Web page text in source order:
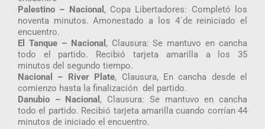
Palestino – Nacional , Copa Libertadores: Completó los
noventa minutos. Amonestado a los 4´de reiniciado el
encuentro.
El Tanque – Nacional , Clausura: Se mantuvo en cancha
todo el partido. Recibió tarjeta amarilla a los 35
minutos del segundo tiempo.
Nacional – River Plate, Clausura, En cancha desde el
comienzo hasta la finalización del partido.
Danubio – Nacional , Clausura: Se mantuvo en cancha
todo el partido. Recibió tarjeta amarilla cuando corrían 44
minutos de iniciado el encuentro.